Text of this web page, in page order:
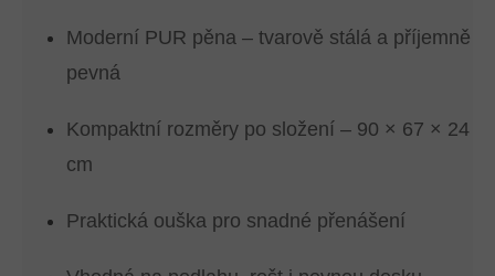
Moderní PUR pěna – tvarově stálá a příjemně
pevná
Kompaktní rozměry po složení – 90 × 67 × 24
cm
Praktická ouška pro snadné přenášení